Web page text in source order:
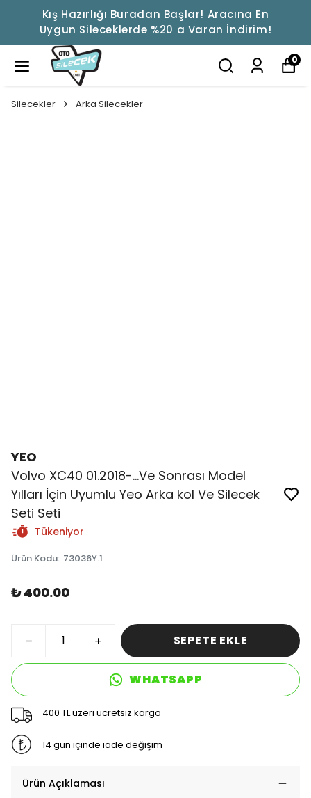
Kış Hazırlığı Buradan Başlar! Aracına En
Uygun Sileceklerde %20 a Varan İndirim!
0
Silecekler Arka Silecekler
YEO
Volvo XC40 01.2018-...Ve Sonrası Model
Yılları İçin Uyumlu Yeo Arka kol Ve Silecek
Seti Seti
Tükeniyor
Ürün Kodu: 73036Y.1
₺ 400.00
SEPETE EKLE
WHATSAPP
400 TL üzeri ücretsiz kargo
14 gün içinde iade değişim
Ürün Açıklaması